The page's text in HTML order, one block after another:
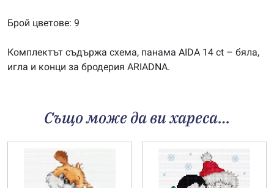
Брой цветове: 9
Комплектът съдържа схема, панама AIDA 14 ct – бяла,
игла и конци за бродерия ARIADNA.
Също може да ви хареса…